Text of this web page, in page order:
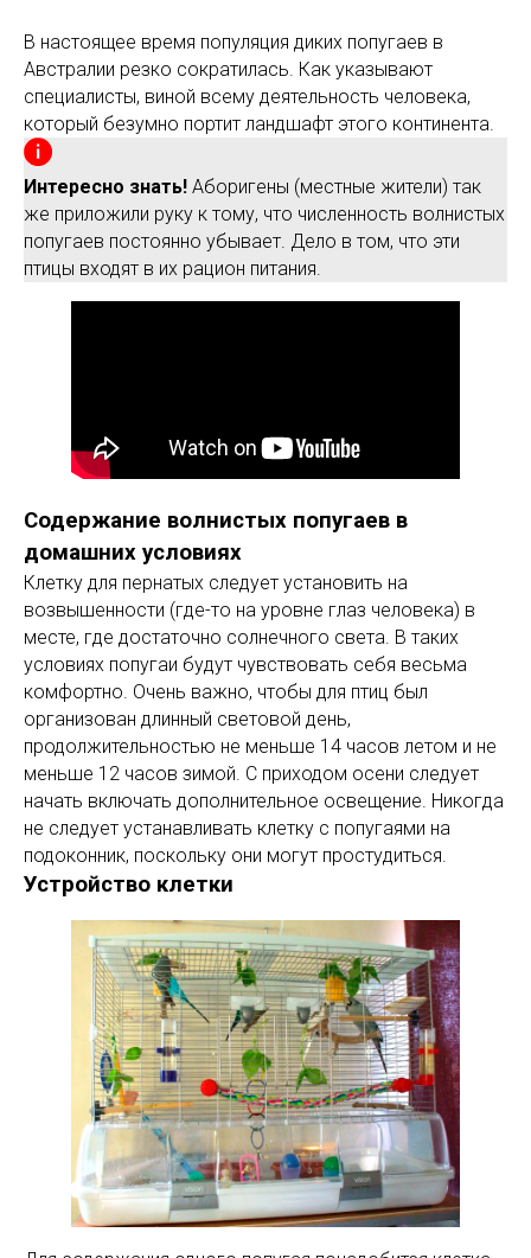
В настоящее время популяция диких попугаев в
Австралии резко сократилась. Как указывают
специалисты, виной всему деятельность человека,
который безумно портит ландшафт этого континента.
Интересно знать! Аборигены (местные жители) так
же приложили руку к тому, что численность волнистых
попугаев постоянно убывает. Дело в том, что эти
птицы входят в их рацион питания.
Содержание волнистых попугаев в
домашних условиях
Клетку для пернатых следует установить на
возвышенности (где-то на уровне глаз человека) в
месте, где достаточно солнечного света. В таких
условиях попугаи будут чувствовать себя весьма
комфортно. Очень важно, чтобы для птиц был
организован длинный световой день,
продолжительностью не меньше 14 часов летом и не
меньше 12 часов зимой. С приходом осени следует
начать включать дополнительное освещение. Никогда
не следует устанавливать клетку с попугаями на
подоконник, поскольку они могут простудиться.
Устройство клетки